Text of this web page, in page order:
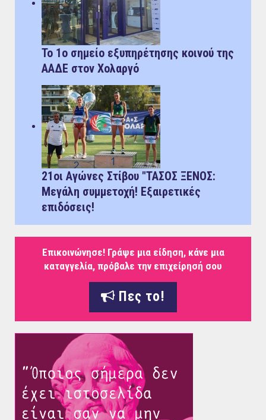
Το 1ο σημείο εξυπηρέτησης κοινού της
ΑΑΔΕ στον Χολαργό
21οι Αγώνες Στίβου "ΤΑΣΟΣ ΞΕΝΟΣ:
Μεγάλη συμμετοχή! Εξαιρετικές
επιδόσεις!
Επικοινώνησε! Γράψε μια είδηση, κάνε μια
καταγγελία, πρόβαλε την επιχείρησή σου
Πες το!